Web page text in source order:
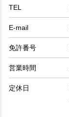
TEL
E-mail
免許番号
営業時間
定休日